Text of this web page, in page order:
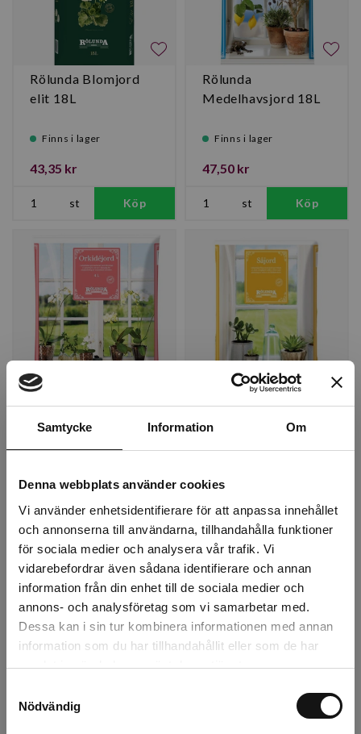
Samtycke Information Om
Denna webbplats använder cookies
Vi använder enhetsidentifierare för att anpassa innehållet
och annonserna till användarna, tillhandahålla funktioner
för sociala medier och analysera vår trafik. Vi
vidarebefordrar även sådana identifierare och annan
information från din enhet till de sociala medier och
annons- och analysföretag som vi samarbetar med.
Dessa kan i sin tur kombinera informationen med annan
information som du har tillhandahållit eller som de har
samlat in när du har använt deras tjänster.
Nödvändig
Rölunda Blomjord
elit 18L
Finns i lager
43,35 kr
st Köp
Rölunda
Medelhavsjord 18L
Finns i lager
47,50 kr
st Köp
Rölunda Orkideejord
4L
st Köp
Rölunda Såjord 50L
st Köp